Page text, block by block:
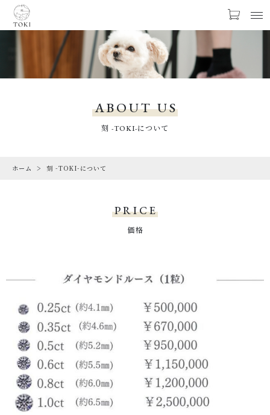
お気に入り LOGIN
CHECKED PRODUCTS
ORDER HISTORY
刻 -TOKI-について
SHOP
店舗概要
SHOPPING GUIDE
ショッピングガイド
ABOUT US
刻 -TOKI-について
ホーム 刻 -TOKI-について
PRICE
価格